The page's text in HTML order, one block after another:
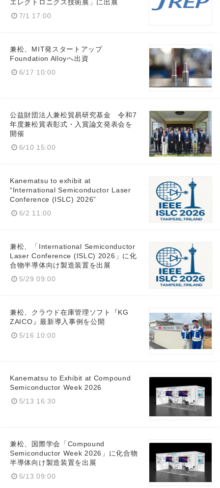
エレクトロニクス技術展」に出展
7/1 17:00
兼松、MIT発スタートアップ
Foundation Alloyへ出資
6/17 10:00
公益財団法人兼松貿易研究基金 令和7
年度兼松賞表彰式・入賞論文発表会を
開催
6/10 15:00
Kanematsu to exhibit at
“International Semiconductor Laser
Conference (ISLC) 2026”
6/2 11:00
兼松、「International Semiconductor
Laser Conference (ISLC) 2026」に化
合物半導体向け製造装置を出展
5/29 09:00
兼松、クラウド在庫管理ソフト『KG
ZAICO』最新導入事例を公開
5/16 10:00
Kanematsu to Exhibit at Compound
Semiconductor Week 2026
5/13 16:30
兼松、国際学会「Compound
Semiconductor Week 2026」に化合物
半導体向け製造装置を出展
5/13 09:00